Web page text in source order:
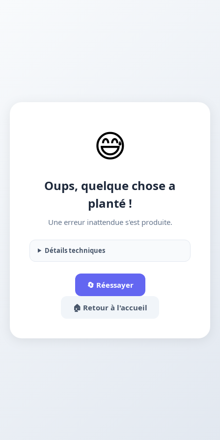
😅
Oups, quelque chose a
planté !
Une erreur inattendue s'est produite.
Détails techniques
🔄 Réessayer
🏠 Retour à l'accueil